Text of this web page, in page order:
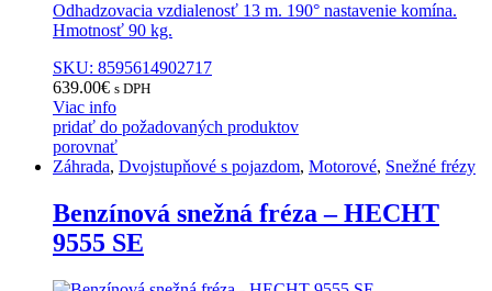
Odhadzovacia vzdialenosť 13 m. 190° nastavenie komína.
Hmotnosť 90 kg.
SKU: 8595614902717
639.00€ s DPH
Viac info
pridať do požadovaných produktov
porovnať
Záhrada, Dvojstupňové s pojazdom, Motorové, Snežné frézy
Benzínová snežná fréza – HECHT
9555 SE